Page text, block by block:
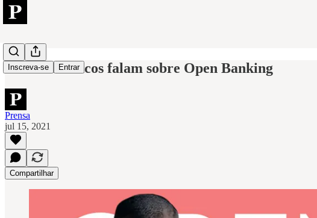
Inscreva-se Entrar
Como os bancos falam sobre Open Banking
Prensa
jul 15, 2021
Compartilhar